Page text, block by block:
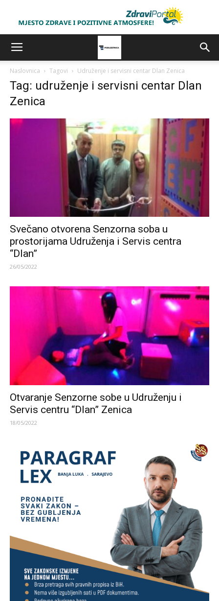
Naslovnica Tagovi Udruženje i servisni centar Dlan Zenica
Tag: udruženje i servisni centar Dlan
Zenica
Svečano otvorena Senzorna soba u
prostorijama Udruženja i Servis centra
“Dlan”
26/05/2022
Otvaranje Senzorne sobe u Udruženju i
Servis centru “Dlan” Zenica
18/05/2022